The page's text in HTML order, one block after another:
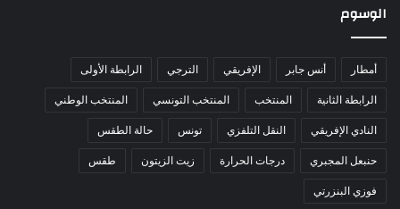
الوسوم
أمطار أنس جابر الإفريقي الترجي الرابطة الأولى
الرابطة الثانية المنتخب المنتخب التونسي المنتخب الوطني
النادي الإفريقي النقل التلفزي تونس حالة الطقس
حنبعل المجبري درجات الحرارة زيت الزيتون طقس
فوزي البنزرتي